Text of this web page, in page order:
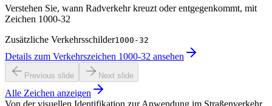
Verstehen Sie, wann Radverkehr kreuzt oder entgegenkommt, mit
Zeichen 1000-32
Zusätzliche Verkehrsschilder1000-32
Details zum Verkehrszeichen 1000-32 ansehen
Previous slide Next slide
Alle Zeichen anzeigen
Von der visuellen Identifikation zur Anwendung im Straßenverkehr